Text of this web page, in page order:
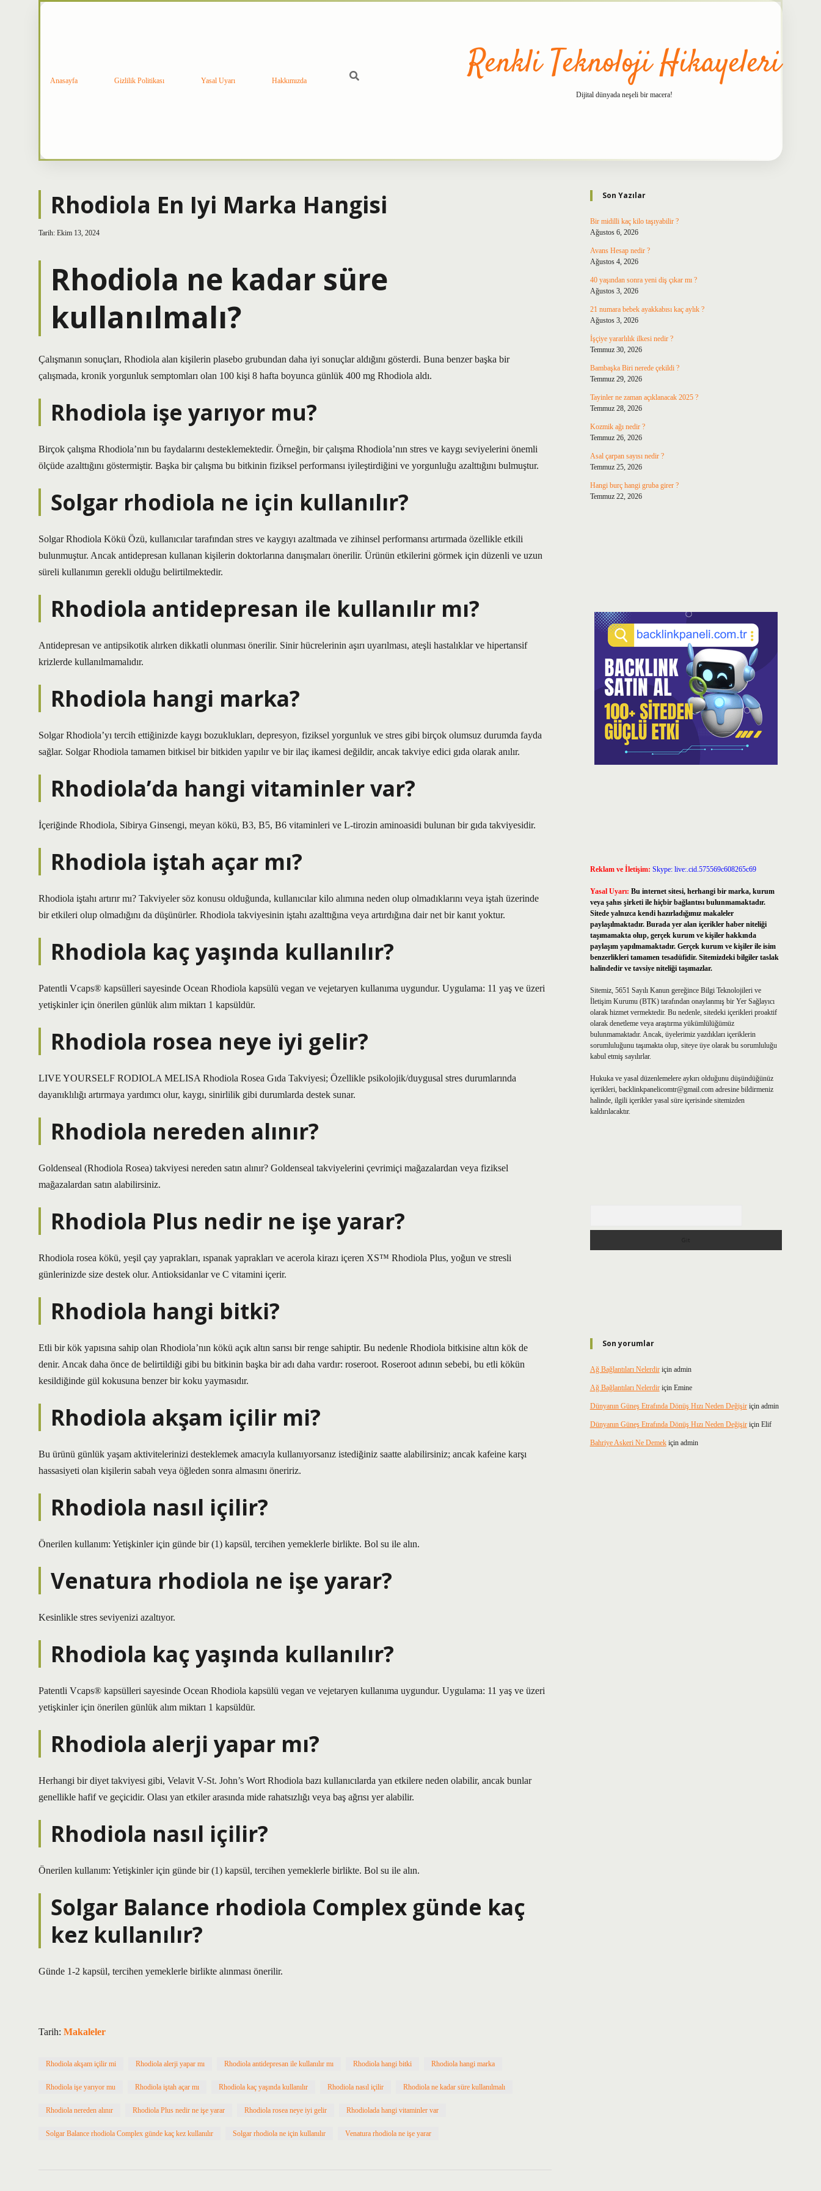
Anasayfa Gizlilik Politikası Yasal Uyarı Hakkımızda Renkli Teknoloji Hikayeleri
Dijital dünyada neşeli bir macera!
Rhodiola En Iyi Marka Hangisi
Tarih: Ekim 13, 2024
Rhodiola ne kadar süre
kullanılmalı?
Çalışmanın sonuçları, Rhodiola alan kişilerin plasebo grubundan daha iyi sonuçlar aldığını gösterdi. Buna benzer başka bir
çalışmada, kronik yorgunluk semptomları olan 100 kişi 8 hafta boyunca günlük 400 mg Rhodiola aldı.
Rhodiola işe yarıyor mu?
Birçok çalışma Rhodiola’nın bu faydalarını desteklemektedir. Örneğin, bir çalışma Rhodiola’nın stres ve kaygı seviyelerini önemli
ölçüde azalttığını göstermiştir. Başka bir çalışma bu bitkinin fiziksel performansı iyileştirdiğini ve yorgunluğu azalttığını bulmuştur.
Solgar rhodiola ne için kullanılır?
Solgar Rhodiola Kökü Özü, kullanıcılar tarafından stres ve kaygıyı azaltmada ve zihinsel performansı artırmada özellikle etkili
bulunmuştur. Ancak antidepresan kullanan kişilerin doktorlarına danışmaları önerilir. Ürünün etkilerini görmek için düzenli ve uzun
süreli kullanımın gerekli olduğu belirtilmektedir.
Rhodiola antidepresan ile kullanılır mı?
Antidepresan ve antipsikotik alırken dikkatli olunması önerilir. Sinir hücrelerinin aşırı uyarılması, ateşli hastalıklar ve hipertansif
krizlerde kullanılmamalıdır.
Rhodiola hangi marka?
Solgar Rhodiola’yı tercih ettiğinizde kaygı bozuklukları, depresyon, fiziksel yorgunluk ve stres gibi birçok olumsuz durumda fayda
sağlar. Solgar Rhodiola tamamen bitkisel bir bitkiden yapılır ve bir ilaç ikamesi değildir, ancak takviye edici gıda olarak anılır.
Rhodiola’da hangi vitaminler var?
İçeriğinde Rhodiola, Sibirya Ginsengi, meyan kökü, B3, B5, B6 vitaminleri ve L-tirozin aminoasidi bulunan bir gıda takviyesidir.
Rhodiola iştah açar mı?
Rhodiola iştahı artırır mı? Takviyeler söz konusu olduğunda, kullanıcılar kilo alımına neden olup olmadıklarını veya iştah üzerinde
bir etkileri olup olmadığını da düşünürler. Rhodiola takviyesinin iştahı azalttığına veya artırdığına dair net bir kanıt yoktur.
Rhodiola kaç yaşında kullanılır?
Patentli Vcaps® kapsülleri sayesinde Ocean Rhodiola kapsülü vegan ve vejetaryen kullanıma uygundur. Uygulama: 11 yaş ve üzeri
yetişkinler için önerilen günlük alım miktarı 1 kapsüldür.
Rhodiola rosea neye iyi gelir?
LIVE YOURSELF RODIOLA MELISA Rhodiola Rosea Gıda Takviyesi; Özellikle psikolojik/duygusal stres durumlarında
dayanıklılığı artırmaya yardımcı olur, kaygı, sinirlilik gibi durumlarda destek sunar.
Rhodiola nereden alınır?
Goldenseal (Rhodiola Rosea) takviyesi nereden satın alınır? Goldenseal takviyelerini çevrimiçi mağazalardan veya fiziksel
mağazalardan satın alabilirsiniz.
Rhodiola Plus nedir ne işe yarar?
Rhodiola rosea kökü, yeşil çay yaprakları, ıspanak yaprakları ve acerola kirazı içeren XS™ Rhodiola Plus, yoğun ve stresli
günlerinizde size destek olur. Antioksidanlar ve C vitamini içerir.
Rhodiola hangi bitki?
Etli bir kök yapısına sahip olan Rhodiola’nın kökü açık altın sarısı bir renge sahiptir. Bu nedenle Rhodiola bitkisine altın kök de
denir. Ancak daha önce de belirtildiği gibi bu bitkinin başka bir adı daha vardır: roseroot. Roseroot adının sebebi, bu etli kökün
kesildiğinde gül kokusuna benzer bir koku yaymasıdır.
Rhodiola akşam içilir mi?
Bu ürünü günlük yaşam aktivitelerinizi desteklemek amacıyla kullanıyorsanız istediğiniz saatte alabilirsiniz; ancak kafeine karşı
hassasiyeti olan kişilerin sabah veya öğleden sonra almasını öneririz.
Rhodiola nasıl içilir?
Önerilen kullanım: Yetişkinler için günde bir (1) kapsül, tercihen yemeklerle birlikte. Bol su ile alın.
Venatura rhodiola ne işe yarar?
Kesinlikle stres seviyenizi azaltıyor.
Rhodiola kaç yaşında kullanılır?
Patentli Vcaps® kapsülleri sayesinde Ocean Rhodiola kapsülü vegan ve vejetaryen kullanıma uygundur. Uygulama: 11 yaş ve üzeri
yetişkinler için önerilen günlük alım miktarı 1 kapsüldür.
Rhodiola alerji yapar mı?
Herhangi bir diyet takviyesi gibi, Velavit V-St. John’s Wort Rhodiola bazı kullanıcılarda yan etkilere neden olabilir, ancak bunlar
genellikle hafif ve geçicidir. Olası yan etkiler arasında mide rahatsızlığı veya baş ağrısı yer alabilir.
Rhodiola nasıl içilir?
Önerilen kullanım: Yetişkinler için günde bir (1) kapsül, tercihen yemeklerle birlikte. Bol su ile alın.
Solgar Balance rhodiola Complex günde kaç
kez kullanılır?
Günde 1-2 kapsül, tercihen yemeklerle birlikte alınması önerilir.
Tarih: Makaleler
Rhodiola akşam içilir mi Rhodiola alerji yapar mı Rhodiola antidepresan ile kullanılır mı Rhodiola hangi bitki Rhodiola hangi marka
Rhodiola işe yarıyor mu Rhodiola iştah açar mı Rhodiola kaç yaşında kullanılır Rhodiola nasıl içilir Rhodiola ne kadar süre kullanılmalı
Rhodiola nereden alınır Rhodiola Plus nedir ne işe yarar Rhodiola rosea neye iyi gelir Rhodiolada hangi vitaminler var
Solgar Balance rhodiola Complex günde kaç kez kullanılır Solgar rhodiola ne için kullanılır Venatura rhodiola ne işe yarar
Sidebar
Son Yazılar
Bir midilli kaç kilo taşıyabilir ?
Ağustos 6, 2026
Avans Hesap nedir ?
Ağustos 4, 2026
40 yaşından sonra yeni diş çıkar mı ?
Ağustos 3, 2026
21 numara bebek ayakkabısı kaç aylık ?
Ağustos 3, 2026
İşçiye yararlılık ilkesi nedir ?
Temmuz 30, 2026
Bambaşka Biri nerede çekildi ?
Temmuz 29, 2026
Tayinler ne zaman açıklanacak 2025 ?
Temmuz 28, 2026
Kozmik ağı nedir ?
Temmuz 26, 2026
Asal çarpan sayısı nedir ?
Temmuz 25, 2026
Hangi burç hangi gruba girer ?
Temmuz 22, 2026
Reklam ve İletişim: Skype: live:.cid.575569c608265c69
Yasal Uyarı: Bu internet sitesi, herhangi bir marka, kurum
veya şahıs şirketi ile hiçbir bağlantısı bulunmamaktadır.
Sitede yalnızca kendi hazırladığımız makaleler
paylaşılmaktadır. Burada yer alan içerikler haber niteliği
taşımamakta olup, gerçek kurum ve kişiler hakkında
paylaşım yapılmamaktadır. Gerçek kurum ve kişiler ile isim
benzerlikleri tamamen tesadüfidir. Sitemizdeki bilgiler taslak
halindedir ve tavsiye niteliği taşımazlar.
Sitemiz, 5651 Sayılı Kanun gereğince Bilgi Teknolojileri ve
İletişim Kurumu (BTK) tarafından onaylanmış bir Yer Sağlayıcı
olarak hizmet vermektedir. Bu nedenle, sitedeki içerikleri proaktif
olarak denetleme veya araştırma yükümlülüğümüz
bulunmamaktadır. Ancak, üyelerimiz yazdıkları içeriklerin
sorumluluğunu taşımakta olup, siteye üye olarak bu sorumluluğu
kabul etmiş sayılırlar.
Hukuka ve yasal düzenlemelere aykırı olduğunu düşündüğünüz
içerikleri, backlinkpanelicomtr@gmail.comadresine bildirmeniz
halinde, ilgili içerikler yasal süre içerisinde sitemizden
kaldırılacaktır.
Son yorumlar
Ağ Bağlantıları Nelerdiriçin admin
Ağ Bağlantıları Nelerdiriçin Emine
Dünyanın Güneş Etrafında Dönüş Hızı Neden Değişiriçin admin
Dünyanın Güneş Etrafında Dönüş Hızı Neden Değişiriçin Elif
Bahriye Askeri Ne Demekiçin admin